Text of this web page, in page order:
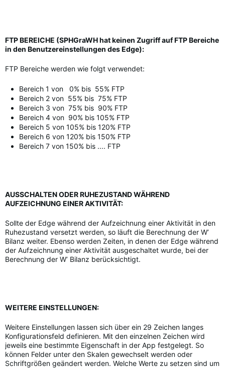
FTP BEREICHE (SPHGraWH hat keinen Zugriff auf FTP Bereiche
in den Benutzereinstellungen des Edge):
FTP Bereiche werden wie folgt verwendet:
Bereich 1 von 0% bis 55% FTP
Bereich 2 von 55% bis 75% FTP
Bereich 3 von 75% bis 90% FTP
Bereich 4 von 90% bis 105% FTP
Bereich 5 von 105% bis 120% FTP
Bereich 6 von 120% bis 150% FTP
Bereich 7 von 150% bis .... FTP
AUSSCHALTEN ODER RUHEZUSTAND WÄHREND
AUFZEICHNUNG EINER AKTIVITÄT:
Sollte der Edge während der Aufzeichnung einer Aktivität in den
Ruhezustand versetzt werden, so läuft die Berechnung der W’
Bilanz weiter. Ebenso werden Zeiten, in denen der Edge während
der Aufzeichnung einer Aktivität ausgeschaltet wurde, bei der
Berechnung der W’ Bilanz berücksichtigt.
WEITERE EINSTELLUNGEN:
Weitere Einstellungen lassen sich über ein 29 Zeichen langes
Konfigurationsfeld definieren. Mit den einzelnen Zeichen wird
jeweils eine bestimmte Eigenschaft in der App festgelegt. So
können Felder unter den Skalen gewechselt werden oder
Schriftgrößen geändert werden. Welche Werte zu setzen sind um